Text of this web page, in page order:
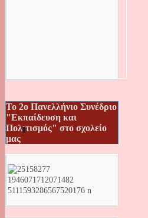
Το 2ο Πανελλήνιο Συνέδριο
"Εκπαίδευση και
Πολιτισμός" στο σχολείο
μας